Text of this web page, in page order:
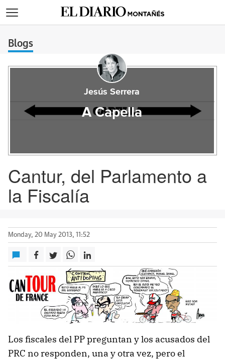
Blogs
Jesús Serrera
A Capella
Cantur, del Parlamento a
la Fiscalía
Monday, 20 May 2013, 11:52
Los fiscales del PP preguntan y los acusados del
PRC no responden, una y otra vez, pero el